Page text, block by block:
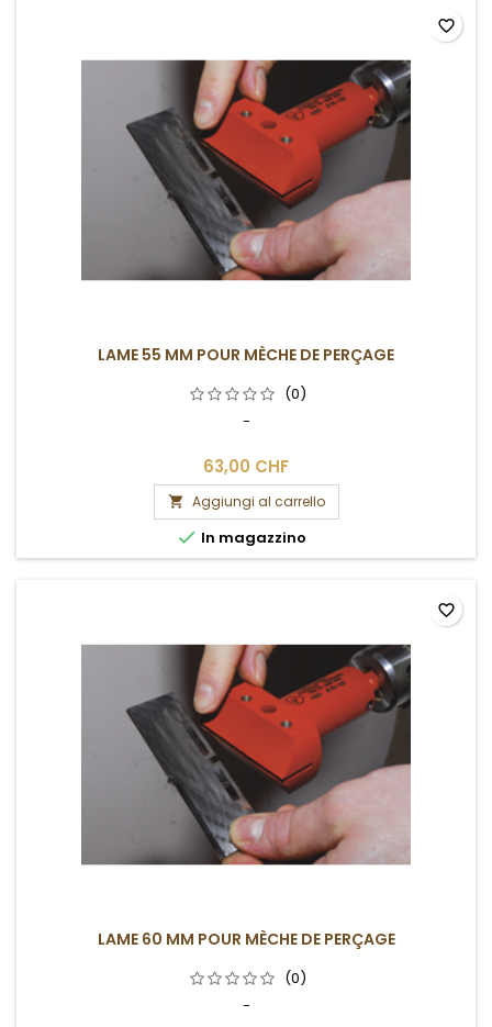
LAME 55 MM POUR MÈCHE DE PERÇAGE
(0)
-
63,00 CHF
 Aggiungi al carrello
 In magazzino
favorite_border
LAME 60 MM POUR MÈCHE DE PERÇAGE
(0)
-
favorite_border